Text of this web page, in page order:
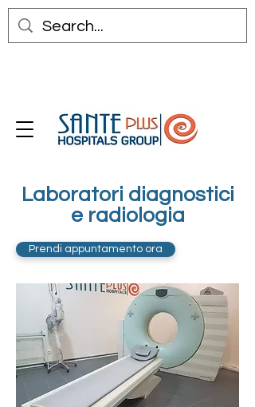
Laboratori diagnostici
e radiologia
Prendi appuntamento ora